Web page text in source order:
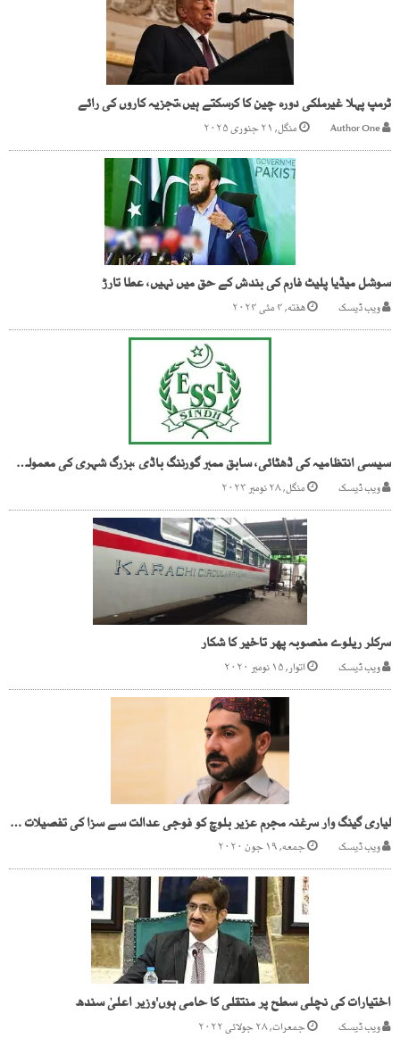
ٹرمپ پہلا غیرملکی دورہ چین کا کرسکتے ہیں،تجزیہ کاروں کی رائے
منگل, ۲۱ جنوری ۲۰۲۵
سوشل میڈیا پلیٹ فارم کی بندش کے حق میں نہیں، عطا تارڑ
ویب ڈیسک هفته, ۴ مئی ۲۰۲۴
سیسی انتظامیہ کی ڈھٹائی، سابق ممبر گورننگ باڈی ،بزرگ شہری کی معمولی رقم روک دی
ویب ڈیسک منگل, ۲۸ نومبر ۲۰۲۳
سرکلر ریلوے منصوبہ پھر تاخیر کا شکار
ویب ڈیسک اتوار, ۱۵ نومبر ۲۰۲۰
لیاری گینگ وار سرغنہ مجرم عزیر بلوچ کو فوجی عدالت سے سزا کی تفصیلات جاری
ویب ڈیسک جمعه, ۱۹ جون ۲۰۲۰
اختیارات کی نچلی سطح پر منتقلی کا حامی ہوں'وزیر اعلیٰ سندھ
ویب ڈیسک جمعرات, ۲۸ جولائی ۲۰۲۲